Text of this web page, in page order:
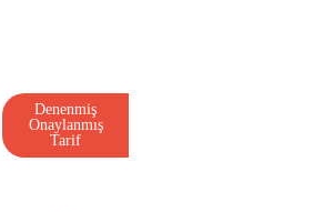
Denenmiş
Onaylanmış
Tarif